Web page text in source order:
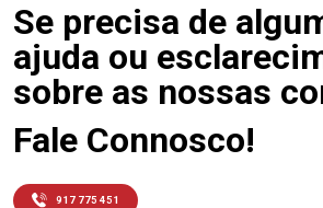
Se precisa de
ajuda ou
sobre as nossas
Fale Connosco!
917 775 451